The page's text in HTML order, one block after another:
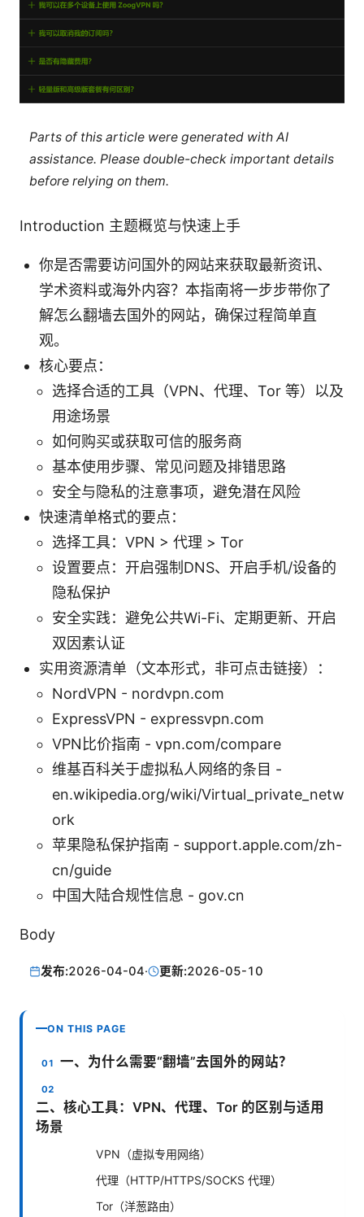
Parts of this article were generated with AI
assistance. Please double-check important details
before relying on them.
Introduction 主题概览与快速上手
你是否需要访问国外的网站来获取最新资讯、
学术资料或海外内容？本指南将一步步带你了
解怎么翻墙去国外的网站，确保过程简单直
观。
核心要点：
选择合适的工具（VPN、代理、Tor 等）以及
用途场景
如何购买或获取可信的服务商
基本使用步骤、常见问题及排错思路
安全与隐私的注意事项，避免潜在风险
快速清单格式的要点：
选择工具：VPN > 代理 > Tor
设置要点：开启强制DNS、开启手机/设备的
隐私保护
安全实践：避免公共Wi-Fi、定期更新、开启
双因素认证
实用资源清单（文本形式，非可点击链接）：
NordVPN - nordvpn.com
ExpressVPN - expressvpn.com
VPN比价指南 - vpn.com/compare
维基百科关于虚拟私人网络的条目 -
en.wikipedia.org/wiki/Virtual_private_netw
ork
苹果隐私保护指南 - support.apple.com/zh-
cn/guide
中国大陆合规性信息 - gov.cn
Body
发布:2026-04-04· 更新:2026-05-10
ON THIS PAGE
一、为什么需要“翻墙”去国外的网站？
二、核心工具：VPN、代理、Tor 的区别与适用
场景
VPN（虚拟专用网络）
代理（HTTP/HTTPS/SOCKS 代理）
Tor（洋葱路由）